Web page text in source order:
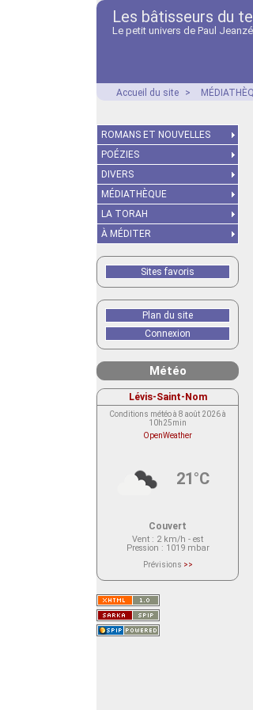
Les bâtisseurs du
Le petit univers de Paul Jeanzé
Accueil du site >
ROMANS ET NOUVELLES
POÉZIES
DIVERS
MÉDIATHÈQUE
LA TORAH
À MÉDITER
Sites favoris
Plan du site
Connexion
Météo
Lévis-Saint-Nom
Conditions météo à 8 août 2026 à
10h25min
OpenWeather
21°C
Couvert
Vent : 2 km/h - est
Pression : 1019 mbar
Prévisions >>
actuellement aucune prévision
Saint-Nom.
Veuillez consulter le message du
service ci-dessous.
(401 - Invalid API key. Please see
https://openweathermap.org/faq#error401